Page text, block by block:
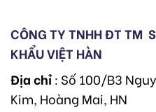
CÔNG TY TNHH ĐT TM
KHẨU VIỆT HÀN
Địa chỉ: Số 100/B3
Kim, Hoàng Mai, HN